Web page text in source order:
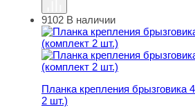
Планка крепления брызговика
9102 В наличии
Планка крепления брызговика
2 шт.)